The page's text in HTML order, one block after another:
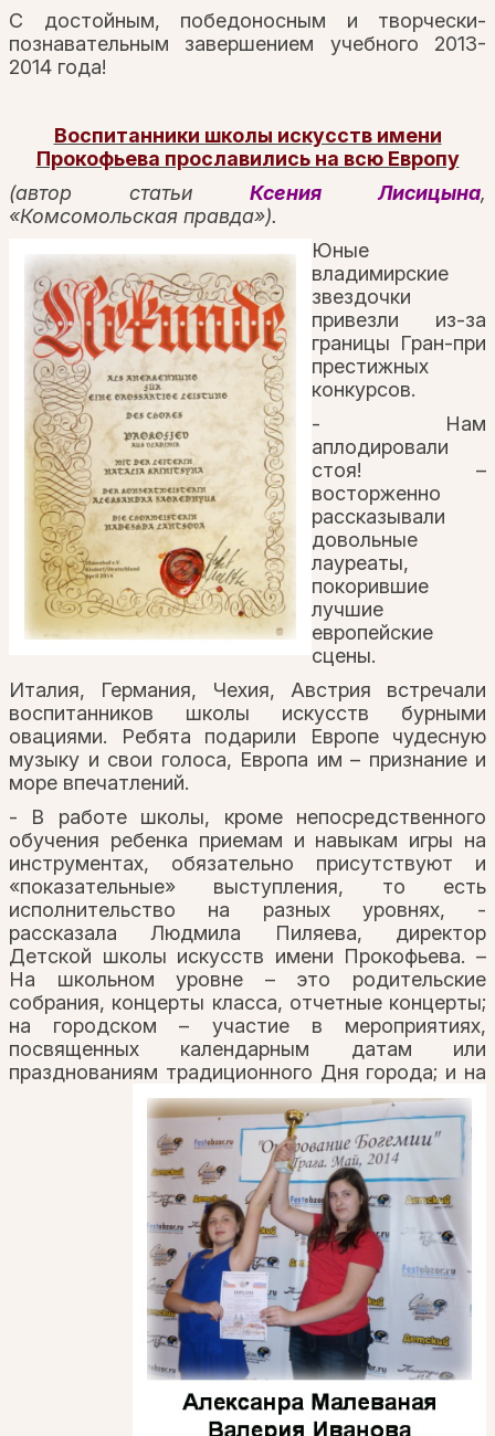
С достойным, победоносным и творчески-
познавательным завершением учебного 2013-
2014 года!
Воспитанники школы искусств имени
Прокофьева прославились на всю Европу
(автор статьиКсения Лисицына,
«Комсомольская правда»).
Юные
владимирские
звездочки
привезли из-за
границы Гран-при
престижных
конкурсов.
- Нам
аплодировали
стоя! –
восторженно
рассказывали
довольные
лауреаты,
покорившие
лучшие
европейские
сцены.
Италия, Германия, Чехия, Австрия встречали
воспитанников школы искусств бурными
овациями. Ребята подарили Европе чудесную
музыку и свои голоса, Европа им – признание и
море впечатлений.
- В работе школы, кроме непосредственного
обучения ребенка приемам и навыкам игры на
инструментах, обязательно присутствуют и
«показательные» выступления, то есть
исполнительство на разных уровнях, -
рассказала Людмила Пиляева, директор
Детской школы искусств имени Прокофьева. –
На школьном уровне – это родительские
собрания, концерты класса, отчетные концерты;
на городском – участие в мероприятиях,
посвященных календарным датам или
празднованиям традиционного Дня города; и на